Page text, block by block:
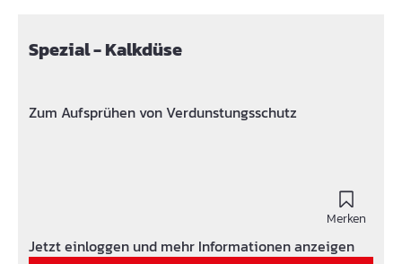
Spezial - Kalkdüse
Zum Aufsprühen von Verdunstungsschutz
Merken
Jetzt einloggen und mehr Informationen anzeigen